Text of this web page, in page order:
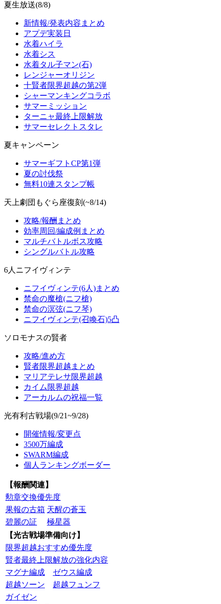
夏生放送(8/8)
新情報/発表内容まとめ
アプデ実装日
水着ハイラ
水着シス
水着タル子マン(石)
レンジャーオリジン
十賢者限界超越の第2弾
シャーマンキングコラボ
サマーミッション
ターニャ最終上限解放
サマーセレクトスタレ
夏キャンペーン
サマーギフトCP第1弾
夏の討伐祭
無料10連スタンプ帳
天上劇団もぐら座復刻(~8/14)
攻略/報酬まとめ
効率周回/編成例まとめ
マルチバトルボス攻略
シングルバトル攻略
6人ニフイヴィンテ
ニフイヴィンテ(6人)まとめ
禁命の魔槍(ニフ槍)
禁命の溟弦(ニフ琴)
ニフイヴィンテ(召喚石)5凸
ソロモナスの賢者
攻略/進め方
賢者限界超越まとめ
マリアテレサ限界超越
カイム限界超越
アーカルムの祝福一覧
光有利古戦場(9/21~9/28)
開催情報/変更点
3500万編成
SWARM編成
個人ランキングボーダー
【報酬関連】
勲章交換優先度
果報の古箱 天醒の蒼玉
碧麗の証
極星器
【光古戦場準備向け】
限界超越おすすめ優先度
賢者最終上限解放の強化内容
マグナ編成
ゼウス編成
超越ソーン
超越フュンフ
ガイゼン